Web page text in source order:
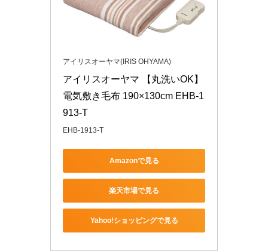
アイリスオーヤマ(IRIS OHYAMA)
アイリスオーヤマ 【丸洗いOK】
電気敷き毛布 190×130cm EHB-1
913-T
EHB-1913-T
Amazonで見る
楽天市場で見る
Yahoo!ショッピングで見る